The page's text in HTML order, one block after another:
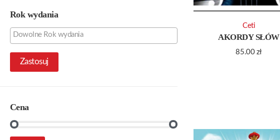
AKORDY SŁÓW
85.00 zł
Ceti
Rok wydania
Zastosuj
Cena